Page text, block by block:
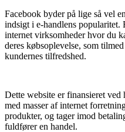
Facebook byder på lige så vel
indsigt i e-handlens
internet virksomheder hvor du
deres købsoplevelse, som
kundernes tilfredshed.
Dette website er finansieret
med masser af internet
produkter, og tager imod
fuldfører en handel.